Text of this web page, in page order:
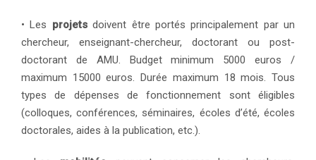
• Les projetsdoivent être portés principalement par un
chercheur, enseignant-chercheur, doctorant ou post-
doctorant de AMU. Budget minimum 5000 euros /
maximum 15000 euros. Durée maximum 18 mois. Tous
types de dépenses de fonctionnement sont éligibles
(colloques, conférences, séminaires, écoles d’été, écoles
doctorales, aides à la publication, etc.).